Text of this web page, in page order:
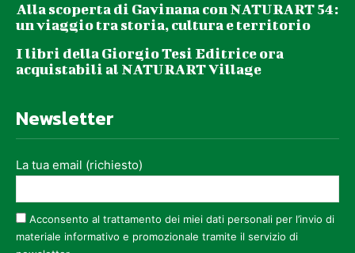
Alla scoperta di Gavinana con NATURART 54:
un viaggio tra storia, cultura e territorio
I libri della Giorgio Tesi Editrice ora
acquistabili al NATURART Village
Newsletter
La tua email (richiesto)
Acconsento al trattamento dei miei dati personali per l’invio di
materiale informativo e promozionale tramite il servizio di